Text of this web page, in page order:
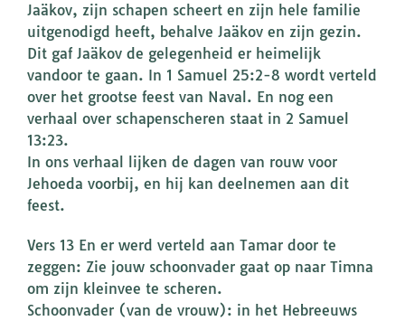
Jaäkov, zijn schapen scheert en zijn hele familie
uitgenodigd heeft, behalve Jaäkov en zijn gezin.
Dit gaf Jaäkov de gelegenheid er heimelijk
vandoor te gaan. In 1 Samuel 25:2-8 wordt verteld
over het grootse feest van Naval. En nog een
verhaal over schapenscheren staat in 2 Samuel
13:23.
In ons verhaal lijken de dagen van rouw voor
Jehoeda voorbij, en hij kan deelnemen aan dit
feest.
Vers 13 En er werd verteld aan Tamar door te
zeggen: Zie jouw schoonvader gaat op naar Timna
om zijn kleinvee te scheren.
Schoonvader (van de vrouw): in het Hebreeuws